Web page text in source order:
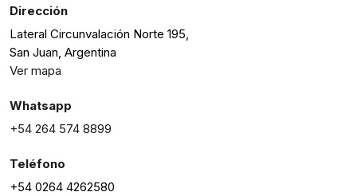
Dirección
Lateral Circunvalación Norte 195,
San Juan, Argentina
Ver mapa
Whatsapp
+54 264 574 8899
Teléfono
+54 0264 4262580